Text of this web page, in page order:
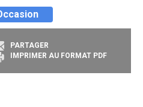
Occasion
PARTAGER
IMPRIMER AU FORMAT PDF